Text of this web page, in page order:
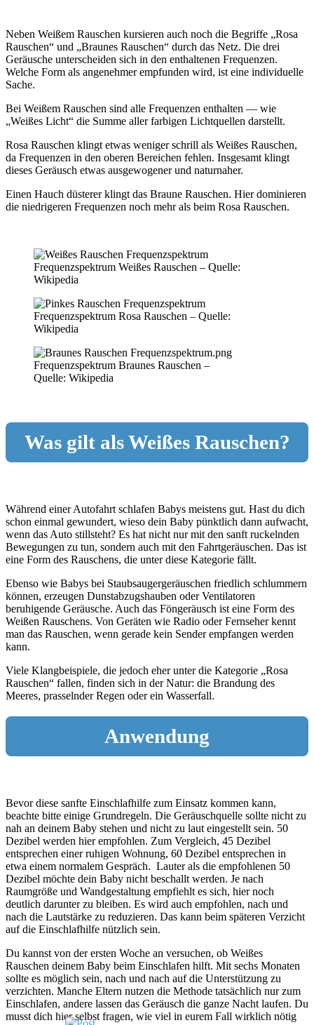
Neben Weißem Rauschen kursieren auch noch die Begriffe „Rosa
Rauschen“ und „Braunes Rauschen“ durch das Netz. Die drei
Geräusche unterscheiden sich in den enthaltenen Frequenzen.
Welche Form als angenehmer empfunden wird, ist eine individuelle
Sache.
Bei Weißem Rauschen sind alle Frequenzen enthalten — wie
„Weißes Licht“ die Summe aller farbigen Lichtquellen darstellt.
Rosa Rauschen klingt etwas weniger schrill als Weißes Rauschen,
da Frequenzen in den oberen Bereichen fehlen. Insgesamt klingt
dieses Geräusch etwas ausgewogener und naturnaher.
Einen Hauch düsterer klingt das Braune Rauschen. Hier dominieren
die niedrigeren Frequenzen noch mehr als beim Rosa Rauschen.
Frequenzspektrum Weißes Rauschen – Quelle:
Wikipedia
Frequenzspektrum Rosa Rauschen – Quelle:
Wikipedia
Frequenzspektrum Braunes Rauschen –
Quelle: Wikipedia
Was gilt als Weißes Rauschen?
Während einer Autofahrt schlafen Babys meistens gut. Hast du dich
schon einmal gewundert, wieso dein Baby pünktlich dann aufwacht,
wenn das Auto stillsteht? Es hat nicht nur mit den sanft ruckelnden
Bewegungen zu tun, sondern auch mit den Fahrtgeräuschen. Das ist
eine Form des Rauschens, die unter diese Kategorie fällt.
Ebenso wie Babys bei Staubsaugergeräuschen friedlich schlummern
können, erzeugen Dunstabzugshauben oder Ventilatoren
beruhigende Geräusche. Auch das Föngeräusch ist eine Form des
Weißen Rauschens. Von Geräten wie Radio oder Fernseher kennt
man das Rauschen, wenn gerade kein Sender empfangen werden
kann.
Viele Klangbeispiele, die jedoch eher unter die Kategorie „Rosa
Rauschen“ fallen, finden sich in der Natur: die Brandung des
Meeres, prasselnder Regen oder ein Wasserfall.
Anwendung
Bevor diese sanfte Einschlafhilfe zum Einsatz kommen kann,
beachte bitte einige Grundregeln. Die Geräuschquelle sollte nicht zu
nah an deinem Baby stehen und nicht zu laut eingestellt sein. 50
Dezibel werden hier empfohlen. Zum Vergleich, 45 Dezibel
entsprechen einer ruhigen Wohnung, 60 Dezibel entsprechen in
etwa einem normalem Gespräch. Lauter als die empfohlenen 50
Dezibel möchte dein Baby nicht beschallt werden. Je nach
Raumgröße und Wandgestaltung empfiehlt es sich, hier noch
deutlich darunter zu bleiben. Es wird auch empfohlen, nach und
nach die Lautstärke zu reduzieren. Das kann beim späteren Verzicht
auf die Einschlafhilfe nützlich sein.
Du kannst von der ersten Woche an versuchen, ob Weißes
Rauschen deinem Baby beim Einschlafen hilft. Mit sechs Monaten
sollte es möglich sein, nach und nach auf die Unterstützung zu
verzichten. Manche Eltern nutzen die Methode tatsächlich nur zum
Einschlafen, andere lassen das Geräusch die ganze Nacht laufen. Du
musst dich hier selbst fragen, wie viel in eurem Fall wirklich nötig